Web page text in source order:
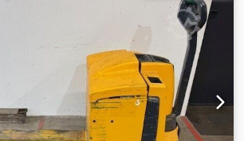
3.586 kg,
, 5145044 Seriennummer: 91628050
V, 4 EPzS, 620 Ah, Baujahr: 2018